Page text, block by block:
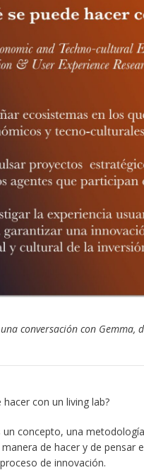
conversación con Gemma,
hacer con un living lab?
un concepto, una
de hacer y de pensar
de innovación.